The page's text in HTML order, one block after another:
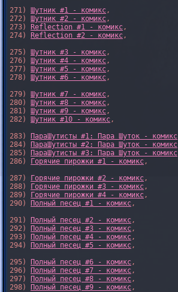
271) Шутник #1 - комикс,
272) Шутник #2 - комикс,
273)
Reflection #1 - комикс,
274)
Reflection #2 - комикс,
275) Шутник #3 - комикс,
276) Шутник #4 - комикс,
277) Шутник #5 - комикс,
278) Шутник #6 - комикс,
279) Шутник #7 - комикс,
280) Шутник #8 - комикс,
281) Шутник #9 - комикс,
282) Шутник #10 - комикс,
283)
ПараШутисты #1: Пара Шуток - комикс
284)
ПараШутисты #2: Пара Шуток - комикс
285)
ПараШутисты #3: Пара Шуток - комикс
286)
Горячие пирожки #1 - комикс,
287)
Горячие пирожки #2 - комикс,
288)
Горячие пирожки #3 - комикс,
289)
Горячие пирожки #4 - комикс,
290)
Полный песец #1 - комикс,
291)
Полный песец #2 - комикс,
292)
Полный песец #3 - комикс,
293)
Полный песец #4 - комикс,
294)
Полный песец #5 - комикс,
295)
Полный песец #6 - комикс,
296)
Полный песец #7 - комикс,
297)
Полный песец #8 - комикс,
298)
Полный песец #9 - комикс,